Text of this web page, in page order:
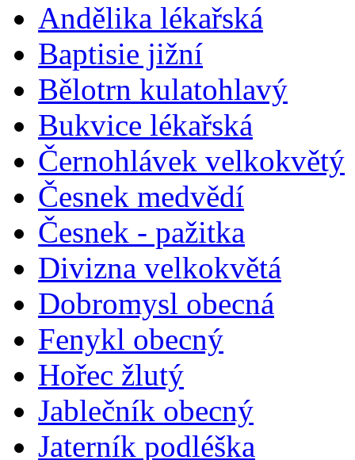
Andělika lékařská
Baptisie jižní
Bělotrn kulatohlavý
Bukvice lékařská
Černohlávek velkokvětý
Česnek medvědí
Česnek - pažitka
Divizna velkokvětá
Dobromysl obecná
Fenykl obecný
Hořec žlutý
Jablečník obecný
Jaterník podléška